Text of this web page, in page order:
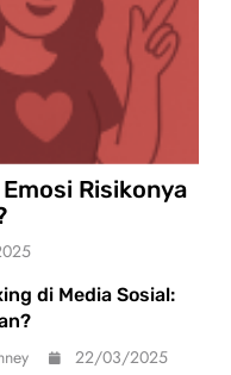
Risikonya
di Media Sosial:
22/03/2025